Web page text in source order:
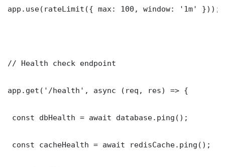
app.use(rateLimit({ max: 100, window: '1m' }));
// Health check endpoint
app.get('/health', async (req, res) => {
const dbHealth = await database.ping();
const cacheHealth = await redisCache.ping();